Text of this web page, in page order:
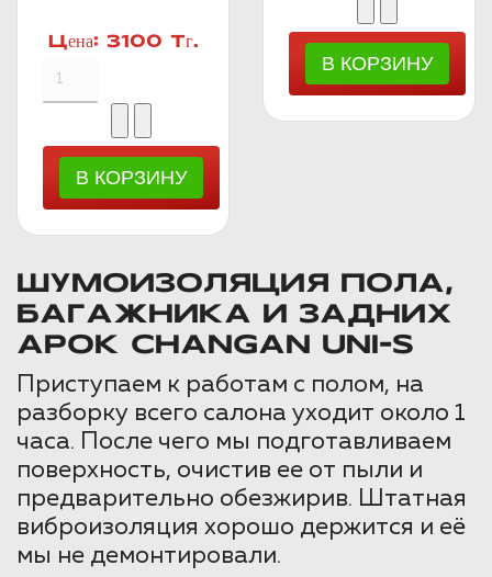
Цена: 3100 Тг.
ШУМОИЗОЛЯЦИЯ ПОЛА,
БАГАЖНИКА И ЗАДНИХ
АРОК CHANGAN UNI-S
Приступаем к работам с полом, на
разборку всего салона уходит около 1
часа. После чего мы подготавливаем
поверхность, очистив ее от пыли и
предварительно обезжирив. Штатная
виброизоляция хорошо держится и её
мы не демонтировали.